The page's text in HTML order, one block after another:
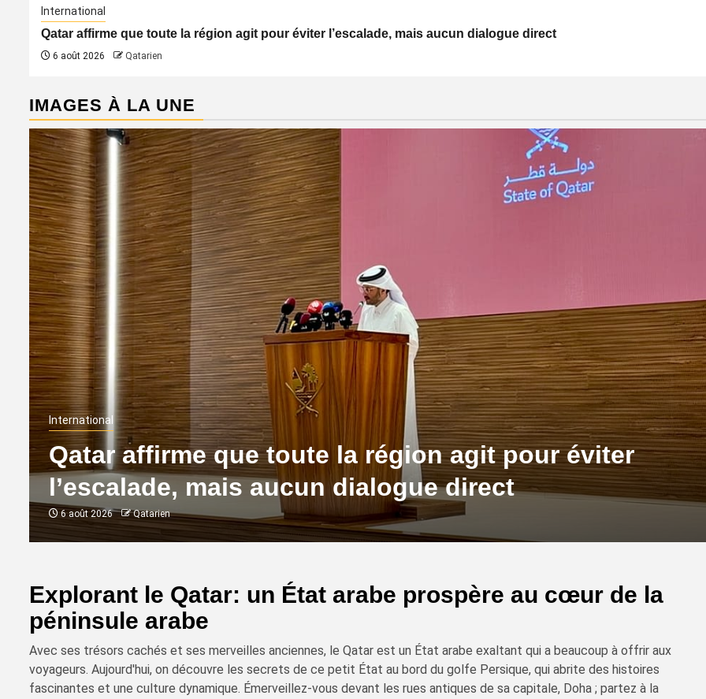
International
Qatar affirme que toute la région agit pour éviter l’escalade, mais aucun dialogue direct
6 août 2026 Qatarien
IMAGES À LA UNE
International
Qatar affirme que toute la région agit pour éviter
l’escalade, mais aucun dialogue direct
6 août 2026 Qatarien
Explorant le Qatar: un État arabe prospère au cœur de la
péninsule arabe
Avec ses trésors cachés et ses merveilles anciennes, le Qatar est un État arabe exaltant qui a beaucoup à offrir aux
voyageurs. Aujourd'hui, on découvre les secrets de ce petit État au bord du golfe Persique, qui abrite des histoires
fascinantes et une culture dynamique. Émerveillez-vous devant les rues antiques de sa capitale, Doha ; partez à la